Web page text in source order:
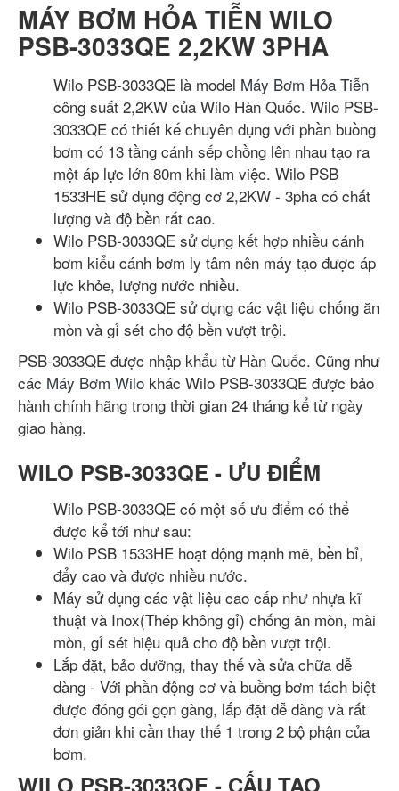
MÁY BƠM HỎA TIỄN WILO
PSB-3033QE 2,2KW 3PHA
Wilo PSB-3033QE là model Máy Bơm Hỏa Tiễn
công suất 2,2KW của Wilo Hàn Quốc. Wilo PSB-
3033QE có thiết kế chuyên dụng với phần buồng
bơm có 13 tầng cánh sếp chồng lên nhau tạo ra
một áp lực lớn 80m khi làm việc. Wilo PSB
1533HE sử dụng động cơ 2,2KW - 3pha có chất
lượng và độ bền rất cao.
Wilo PSB-3033QE sử dụng kết hợp nhiều cánh
bơm kiểu cánh bơm ly tâm nên máy tạo được áp
lực khỏe, lượng nước nhiều.
Wilo PSB-3033QE sử dụng các vật liệu chống ăn
mòn và gỉ sét cho độ bền vượt trội.
PSB-3033QE được nhập khẩu từ Hàn Quốc. Cũng như
các Máy Bơm Wilo khác Wilo PSB-3033QE được bảo
hành chính hãng trong thời gian 24 tháng kể từ ngày
giao hàng.
WILO PSB-3033QE - ƯU ĐIỂM
Wilo PSB-3033QE có một số ưu điểm có thể
được kể tới như sau:
Wilo PSB 1533HE hoạt động mạnh mẽ, bền bỉ,
đẩy cao và được nhiều nước.
Máy sử dụng các vật liệu cao cấp như nhựa kĩ
thuật và Inox(Thép không gỉ) chống ăn mòn, mài
mòn, gỉ sét hiệu quả cho độ bền vượt trội.
Lắp đặt, bảo dưỡng, thay thế và sửa chữa dễ
dàng - Với phần động cơ và buồng bơm tách biệt
được đóng gói gọn gàng, lắp đặt dễ dàng và rất
đơn giản khi cần thay thế 1 trong 2 bộ phận của
bơm.
WILO PSB-3033QE - CẤU TẠO